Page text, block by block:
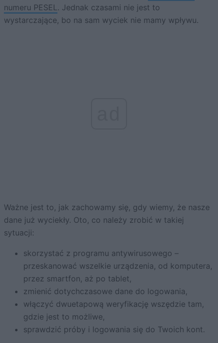
numeru PESEL. Jednak czasami nie jest to
wystarczające, bo na sam wyciek nie mamy wpływu.
Ważne jest to, jak zachowamy się, gdy wiemy, że nasze
dane już wyciekły. Oto, co należy zrobić w takiej
sytuacji:
skorzystać z programu antywirusowego –
przeskanować wszelkie urządzenia, od komputera,
przez smartfon, aż po tablet,
zmienić dotychczasowe dane do logowania,
włączyć dwuetapową weryfikację wszędzie tam,
gdzie jest to możliwe,
sprawdzić próby i logowania się do Twoich kont.